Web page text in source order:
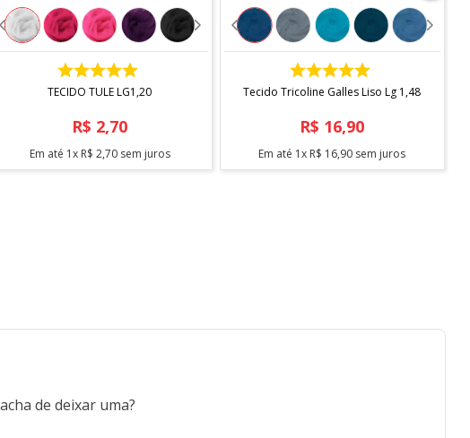
COMPRAR
TECIDO TULE LG1,20
R$ 2,70
Em até 1x R$ 2,70sem juros
COMPRAR
Tecido Tricoline Galles Liso Lg 1,48
R$ 16,90
Em até 1x R$ 16,90 sem juros
de deixar uma?